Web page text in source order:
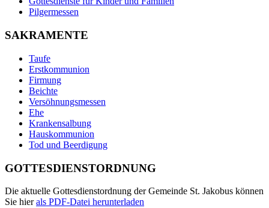
Pilgermessen
SAKRAMENTE
Taufe
Erstkommunion
Firmung
Beichte
Versöhnungsmessen
Ehe
Krankensalbung
Hauskommunion
Tod und Beerdigung
GOTTESDIENSTORDNUNG
Die aktuelle Gottesdienstordnung der Gemeinde St. Jakobus können
Sie hierals PDF-Datei herunterladen